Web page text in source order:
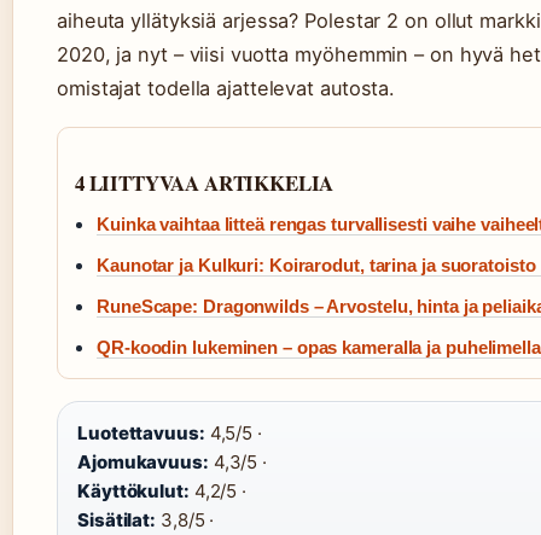
aiheuta yllätyksiä arjessa? Polestar 2 on ollut
2020, ja nyt – viisi vuotta myöhemmin – on hyvä
omistajat todella ajattelevat autosta.
4 LIITTYVAA ARTIKKELIA
Kuinka vaihtaa litteä rengas turvallisesti vaihe
Kaunotar ja Kulkuri: Koirarodut, tarina ja suoratoisto
RuneScape: Dragonwilds – Arvostelu, hinta ja
QR-koodin lukeminen – opas kameralla ja puhelimella
Luotettavuus: 4,5/5 ·
Ajomukavuus: 4,3/5 ·
Käyttökulut: 4,2/5 ·
Sisätilat: 3,8/5 ·